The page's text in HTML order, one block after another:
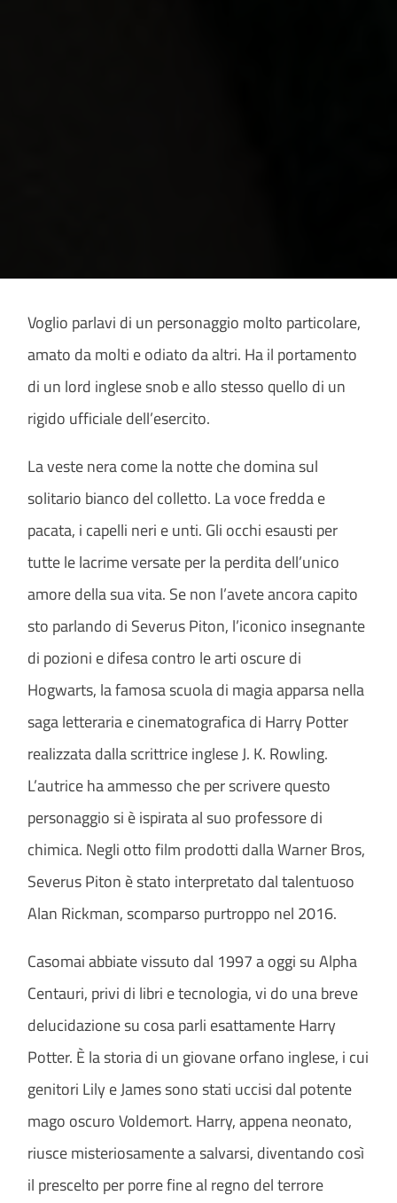
Voglio parlavi di un personaggio molto particolare,
amato da molti e odiato da altri. Ha il portamento
di un lord inglese snob e allo stesso quello di un
rigido ufficiale dell’esercito.
La veste nera come la notte che domina sul
solitario bianco del colletto. La voce fredda e
pacata, i capelli neri e unti. Gli occhi esausti per
tutte le lacrime versate per la perdita dell’unico
amore della sua vita. Se non l’avete ancora capito
sto parlando di Severus Piton, l’iconico insegnante
di pozioni e difesa contro le arti oscure di
Hogwarts, la famosa scuola di magia apparsa nella
saga letteraria e cinematografica di Harry Potter
realizzata dalla scrittrice inglese J. K. Rowling.
L’autrice ha ammesso che per scrivere questo
personaggio si è ispirata al suo professore di
chimica. Negli otto film prodotti dalla Warner Bros,
Severus Piton è stato interpretato dal talentuoso
Alan Rickman, scomparso purtroppo nel 2016.
Casomai abbiate vissuto dal 1997 a oggi su Alpha
Centauri, privi di libri e tecnologia, vi do una breve
delucidazione su cosa parli esattamente Harry
Potter. È la storia di un giovane orfano inglese, i cui
genitori Lily e James sono stati uccisi dal potente
mago oscuro Voldemort. Harry, appena neonato,
riusce misteriosamente a salvarsi, diventando così
il prescelto per porre fine al regno del terrore